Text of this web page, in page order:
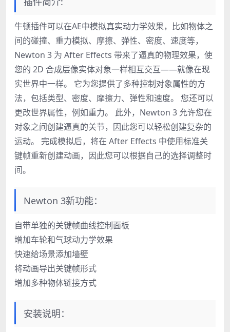
w
.
牛顿插件可以在AE中模拟真实动力学效果，比如物体之
间的碰撞、重力模拟、摩擦、弹性、密度、速度等，
Newton 3 为 After Effects 带来了逼真的物理效果，使
您的 2D 合成层像实体对象一样相互交互——就像在现
实世界中一样。 它为您提供了多种控制对象属性的方
法，包括类型、密度、摩擦力、弹性和速度。 您还可以
更改世界属性，例如重力。 此外，Newton 3 允许您在
对象之间创建逼真的关节，因此您可以轻松创建复杂的
运动。 完成模拟后，将在 After Effects 中使用标准关
键帧重新创建动画，因此您可以根据自己的选择调整时
间。
Newton 3新功能：
自带单独的关键帧曲线控制面板
增加车轮和气球动力学效果
快速给场景添加墙壁
将动画导出关键帧形式
增加多种物体链接方式
安装说明：